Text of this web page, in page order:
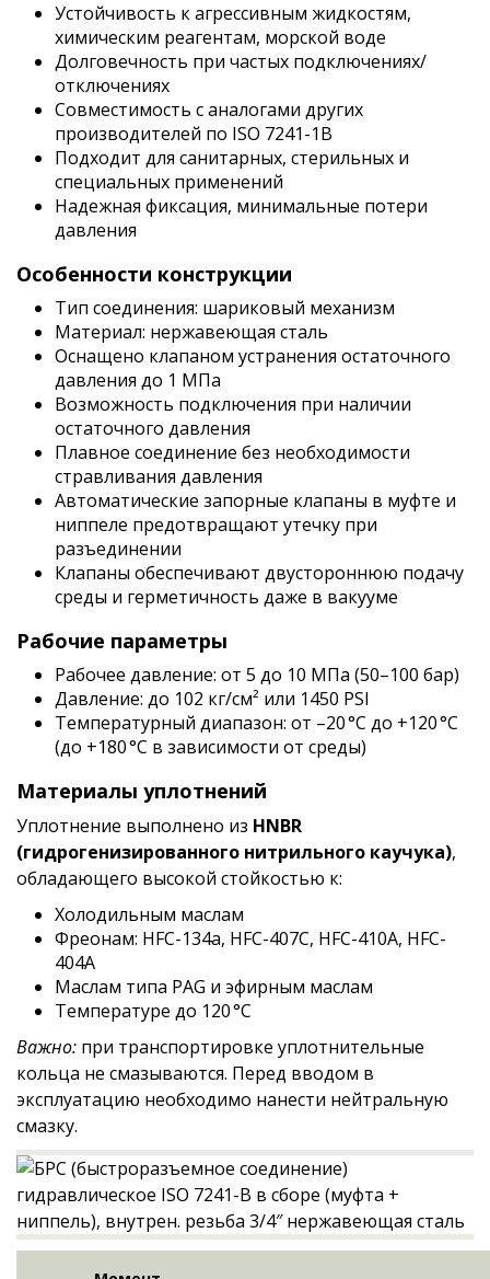
Устойчивость к агрессивным жидкостям,
химическим реагентам, морской воде
Долговечность при частых подключениях/
отключениях
Совместимость с аналогами других
производителей по ISO 7241-1B
Подходит для санитарных, стерильных и
специальных применений
Надежная фиксация, минимальные потери
давления
Особенности конструкции
Тип соединения: шариковый механизм
Материал: нержавеющая сталь
Оснащено клапаном устранения остаточного
давления до 1 МПа
Возможность подключения при наличии
остаточного давления
Плавное соединение без необходимости
стравливания давления
Автоматические запорные клапаны в муфте и
ниппеле предотвращают утечку при
разъединении
Клапаны обеспечивают двустороннюю подачу
среды и герметичность даже в вакууме
Рабочие параметры
Рабочее давление: от 5 до 10 МПа (50–100 бар)
Давление: до 102 кг/см² или 1450 PSI
Температурный диапазон: от –20 °C до +120 °C
(до +180 °C в зависимости от среды)
Материалы уплотнений
Уплотнение выполнено из HNBR
(гидрогенизированного нитрильного каучука),
обладающего высокой стойкостью к:
Холодильным маслам
Фреонам: HFC-134a, HFC-407C, HFC-410A, HFC-
404A
Маслам типа PAG и эфирным маслам
Температуре до 120 °C
Важно: при транспортировке уплотнительные
кольца не смазываются. Перед вводом в
эксплуатацию необходимо нанести нейтральную
смазку.